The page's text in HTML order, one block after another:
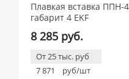
Плавкая вставка ППН-
габарит 4 EKF
8 285 руб.
От 25 тыс. руб
7 871
руб/шт